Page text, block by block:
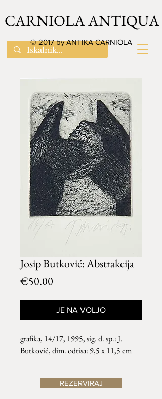
CARNIOLA ANTIQUA
© 2017 by ANTIKA CARNIOLA
Josip Butković: Abstrakcija
€50.00
JE NA VOLJO
grafika, 14/17, 1995, sig. d. sp.: J.
Butković, dim. odtisa: 9,5 x 11,5 cm
REZERVIRAJ